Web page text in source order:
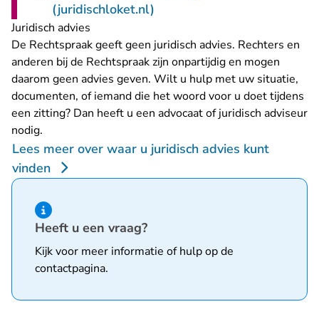
(juridischloket.nl)
Juridisch advies
De Rechtspraak geeft geen juridisch advies. Rechters en
anderen bij de Rechtspraak zijn onpartijdig en mogen
daarom geen advies geven. Wilt u hulp met uw situatie,
documenten, of iemand die het woord voor u doet tijdens
een zitting? Dan heeft u een advocaat of juridisch adviseur
nodig.
Lees meer over waar u juridisch advies kunt
vinden
Hint van type informatie
Heeft u een vraag?
Kijk voor meer informatie of hulp op de
contactpagina.